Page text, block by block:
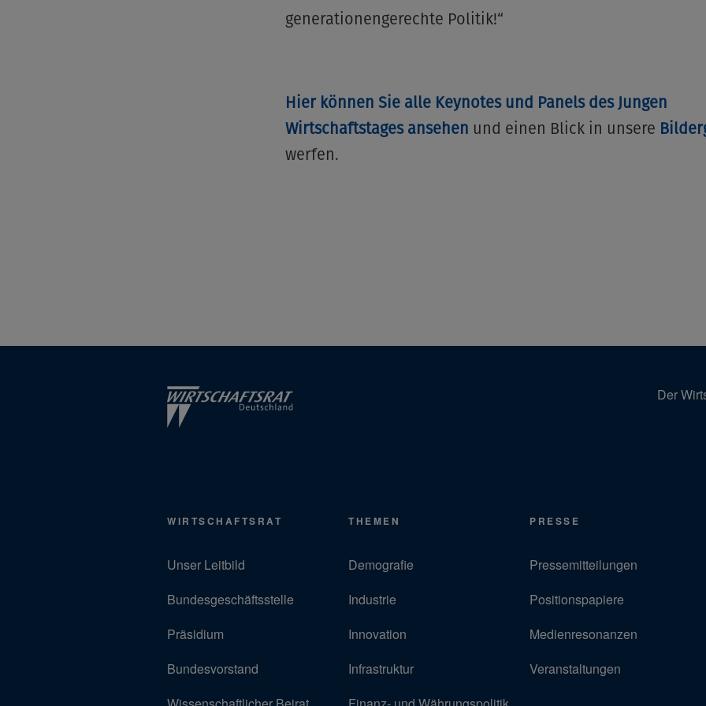
generationengerechte Politik!“
Hier können Sie alle Keynotes und Panels des Jungen
Wirtschaftstages ansehen und einen Blick in unsere
werfen.
Der
WIRTSCHAFTSRAT
Unser Leitbild
Bundesgeschäftsstelle
Präsidium
Bundesvorstand
THEMEN
Demografie
Industrie
Innovation
Infrastruktur
PRESSE
Pressemitteilungen
Positionspapiere
Medienresonanzen
Veranstaltungen